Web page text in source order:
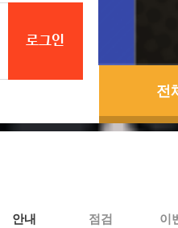
로그인
전
안내 점검 이